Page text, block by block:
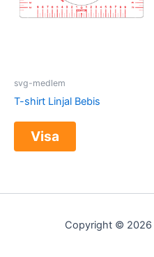
svg-medlem
T-shirt Linjal Bebis
Visa
Copyright © 2026